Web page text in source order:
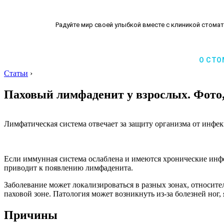
Радуйте мир своей улыбкой вместе с клиникой
О
Статьи ›
Паховый лимфаденит у взрослых.
Лимфатическая система отвечает за защиту организма от
Если иммунная система ослаблена и имеются хронические
приводит к появлению лимфаденита.
Заболевание может локализироваться в разных зонах,
паховой зоне. Патология может возникнуть из-за болезней
Причины